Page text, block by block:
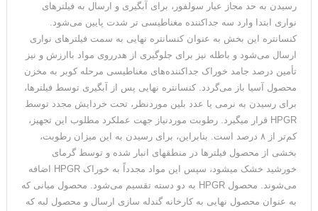
رسیدن به حد مجاز عیار سولفور، برای آبگیری و ارسال به فیلترهای
نواری ابتدا وارد سه جداکننده مغناطیسی‌ تر شدت پایین می‌شود.
کنسانتره این بخش به ‌عنوان کنسانتره نهایی به سمت فیلترهای نواری
ارسال می‌شود و باطله نیز برای جلوگیری از هدرروی مواد باارزش و نیز
تأمین درصد جامد خوراک جداکننده‌های مغناطیسی مرحله کوبر به مخزن
محصول آسیا باز می‌گردد. کنسانتره نهایی پس از آبگیری توسط فیلترها،
برای رسیدن به نرمی یا عدد بلین موردنظر، تحت خردایش مجدد توسط
HPGR قرار می­گیرد. رطوبت موردنیاز جهت عملکرد مطلوب این تجهیز،
کم‌تر از ۸ درصد است. بنابراین، برای رسیدن به این میزان رطوبت،
بخشی از محصول فیلترها در منطقه­ای انبار شده و توسط گرمای
خورشید خشک می­شود، سپس این مواد مجدداً به خوراک HPGR اضافه
می‌شوند. محصول HPGR به دو دسته تقسیم می‌شود. محصول میانی که
به عنوان محصول نهایی به کارخانه گندله سازی ارسال و محصول لبه که